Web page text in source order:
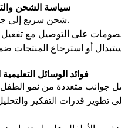
سياسة الشحن
شحن سريع إلى جميع مدن المملكة.
فوائد الوسائل